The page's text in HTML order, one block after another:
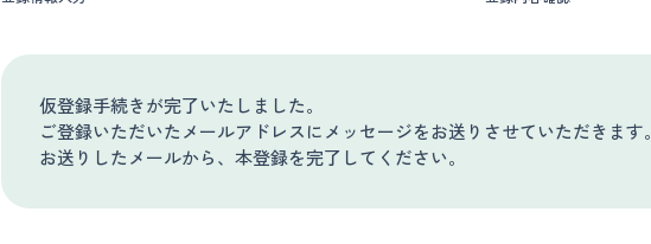
仮登録手続きが完了いたしました。
ご登録いただいたメールアドレスにメッセージをお送りさせていただきます。
お送りしたメールから、本登録を完了してください。